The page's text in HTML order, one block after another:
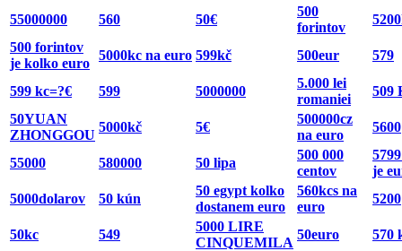
55000000 560 50€
500
forintov
500 forintov
je kolko euro
5000kc na euro 599kč 500eur 579
599 kc=?€ 599 5000000
5.000 lei
romaniei
509
50YUAN
ZHONGGOU
5000kč 5€
500000cz
na euro
5600
55000 580000 50 lipa
500 000
centov
je
5000dolarov
50 kún
50 egypt kolko
dostanem euro
560kcs na
euro
5200
50kc 549
5000 LIRE
CINQUEMILA
50euro 570